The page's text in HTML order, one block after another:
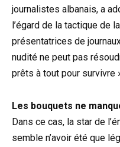
journalistes albanais, a
l’égard de la tactique de
présentatrices de
nudité ne peut pas
prêts à tout pour survivre
Les bouquets ne
Dans ce cas, la star de
semble n’avoir été que